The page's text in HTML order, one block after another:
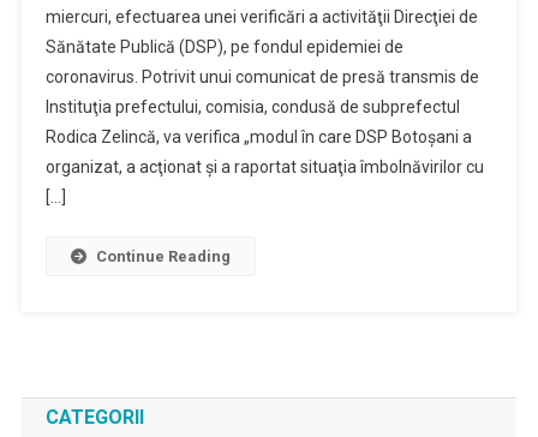
Dispus
Unei
Verificări
A
Activităţii
miercuri, efectuarea unei verificări a activităţii Direcţiei de
Sănătate Publică (DSP), pe fondul epidemiei de
coronavirus. Potrivit unui comunicat de presă transmis de
Instituţia prefectului, comisia, condusă de subprefectul
Rodica Zelincă, va verifica „modul în care DSP Botoşani a
organizat, a acţionat şi a raportat situaţia îmbolnăvirilor cu
[…]
Continue Reading
CATEGORII